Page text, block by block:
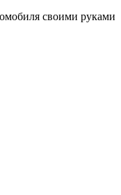
своими руками